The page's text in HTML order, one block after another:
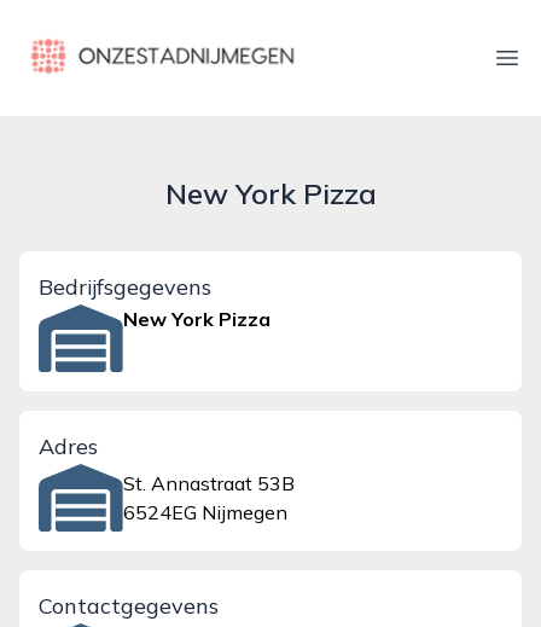
onzestadnijmegen.nl
New York Pizza
Bedrijfsgegevens
New York Pizza
Adres
St. Annastraat 53B
6524EG Nijmegen
Contactgegevens